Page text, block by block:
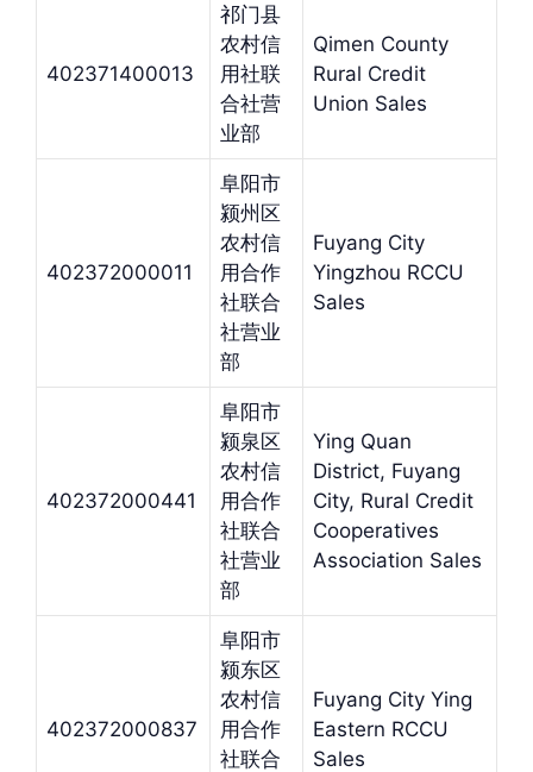
402371400013
祁门县
农村信
用社联
合社营
业部
Qimen County
Rural Credit
Union Sales
402372000011
阜阳市
颍州区
农村信
用合作
社联合
社营业
部
Fuyang City
Yingzhou RCCU
Sales
402372000441
阜阳市
颍泉区
农村信
用合作
社联合
社营业
部
Ying Quan
District, Fuyang
City, Rural Credit
Cooperatives
Association Sales
402372000837
阜阳市
颍东区
农村信
用合作
社联合
Fuyang City Ying
Eastern RCCU
Sales